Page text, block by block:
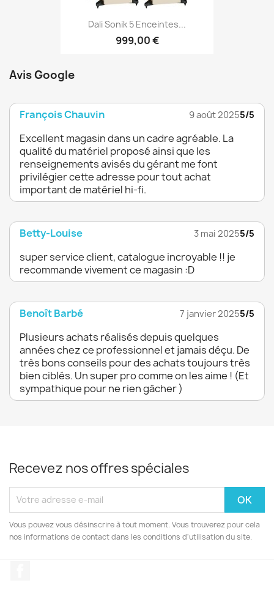
Dali Sonik 5 Enceintes...
999,00 €
Avis Google
François Chauvin 9 août 20255/5
Excellent magasin dans un cadre agréable. La
qualité du matériel proposé ainsi que les
renseignements avisés du gérant me font
privilégier cette adresse pour tout achat
important de matériel hi-fi.
Betty-Louise 3 mai 20255/5
super service client, catalogue incroyable !! je
recommande vivement ce magasin :D
Benoît Barbé 7 janvier 20255/5
Plusieurs achats réalisés depuis quelques
années chez ce professionnel et jamais déçu. De
très bons conseils pour des achats toujours très
bien ciblés. Un super pro comme on les aime ! (Et
sympathique pour ne rien gâcher )
Recevez nos offres spéciales
Vous pouvez vous désinscrire à tout moment. Vous trouverez pour cela
nos informations de contact dans les conditions d'utilisation du site.